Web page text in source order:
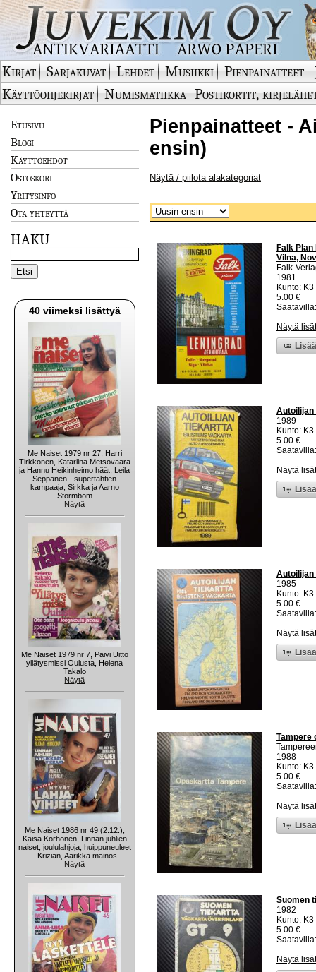
Kirjat Sarjakuvat Lehdet Musiikki Pienpainatteet
Käyttöohjekirjat
Numismatiikka Postikortit,
Etusivu
Blogi
Käyttöehdot
Ostoskori
Yritysinfo
Ota yhteyttä
HAKU
40 viimeksi lisättyä
Me Naiset 1979 nr 27, Harri
Tirkkonen, Katariina Metsovaara
ja Hannu Heikinheimo häät, Leila
Seppänen - supertähtien
kampaaja, Sirkka ja Aarno
Stormbom
Näytä
Me Naiset 1979 nr 7, Päivi Uitto
yllätysmissi Oulusta, Helena
Takalo
Näytä
Me Naiset 1986 nr 49 (2.12.),
Kaisa Korhonen, Linnan juhlien
naiset, joululahjoja, huippuneuleet
- Krizian, Aarikka mainos
Näytä
Pienpainatteet -
ensin)
Näytä / piilota alakategoriat
Falk
Vilna,
Falk-
1981
Kunto:
5.00 €
Näytä
Autoilijan
1989
Kunto:
5.00 €
Näytä
Autoilijan
1985
Kunto:
5.00 €
Näytä
Tampere
1988
Kunto:
5.00 €
Näytä
Suomen
1982
Kunto:
5.00 €
Näytä